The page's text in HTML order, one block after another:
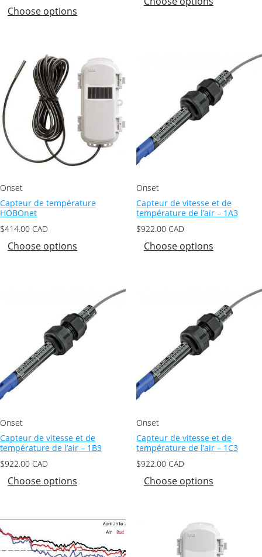
Choose options
Onset
Capteur de température
HOBOnet
$414.00 CAD
Choose options
Onset
Capteur de vitesse et de
température de l’air – 1A3
$922.00 CAD
Choose options
Onset
Capteur de vitesse et de
température de l’air – 1B3
$922.00 CAD
Choose options
Onset
Capteur de vitesse et de
température de l’air – 1C3
$922.00 CAD
Choose options